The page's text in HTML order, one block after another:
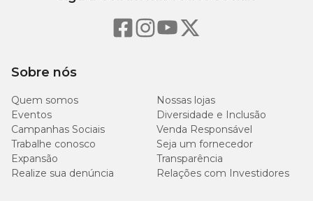
Sobre nós
Quem somos
Nossas lojas
Eventos
Diversidade e Inclusão
Campanhas Sociais
Venda Responsável
Trabalhe conosco
Seja um fornecedor
Expansão
Transparência
Realize sua denúncia
Relações com Investidores